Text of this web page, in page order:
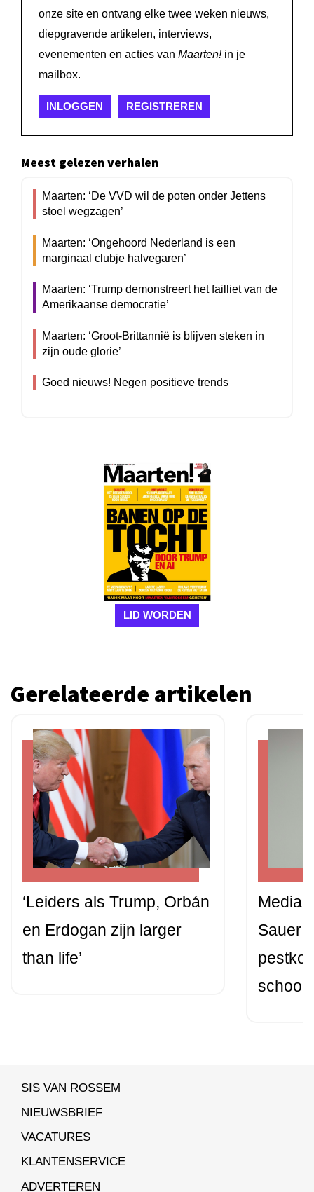
onze site en ontvang elke twee weken nieuws,
diepgravende artikelen, interviews,
evenementen en acties van Maarten!in je
mailbox.
INLOGGEN REGISTREREN
Meest gelezen verhalen
Maarten: ‘De VVD wil de poten onder Jettens
stoel wegzagen’
Maarten: ‘Ongehoord Nederland is een
marginaal clubje halvegaren’
Maarten: ‘Trump demonstreert het failliet van de
Amerikaanse democratie’
Maarten: ‘Groot-Brittannië is blijven steken in
zijn oude glorie’
Goed nieuws! Negen positieve trends
LID WORDEN
Gerelateerde artikelen
‘Leiders als Trump, Orbán
en Erdogan zijn larger
than life’
Sauer:
SIS VAN ROSSEM
NIEUWSBRIEF
VACATURES
KLANTENSERVICE
ADVERTEREN